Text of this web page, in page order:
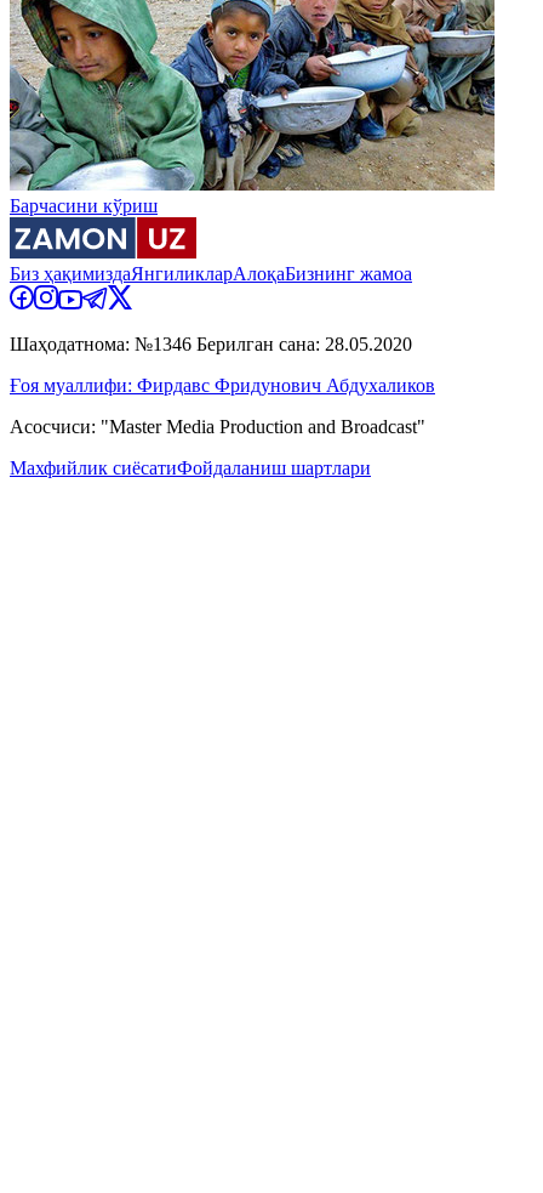
Барчасини кўриш
Биз ҳақимиздаЯнгиликларАлоқаБизнинг жамоа
Шаҳодатнома: №1346 Берилган сана: 28.05.2020
Ғоя муаллифи: Фирдавс Фридунович Абдухаликов
Асосчиси: "Master Media Production and Broadcast"
Махфийлик сиёсатиФойдаланиш шартлари